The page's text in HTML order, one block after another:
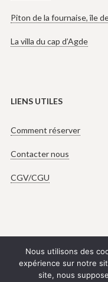
Piton de la fournaise, île
La villa du cap d’Agde
LIENS UTILES
Comment réserver
Contacter nous
CGV/CGU
Nous utilisons des
expérience sur notre
site, nous